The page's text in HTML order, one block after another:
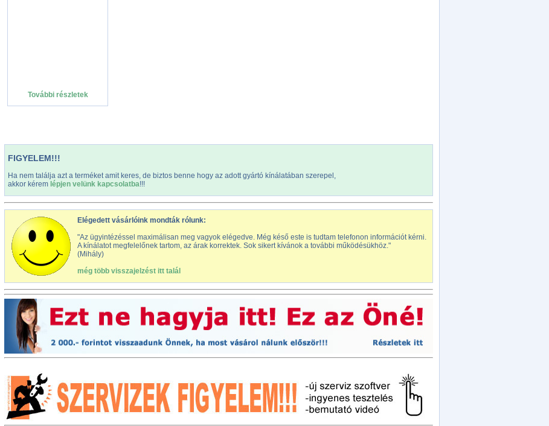
További részletek
FIGYELEM!!!
Ha nem találja azt a terméket amit keres, de biztos benne hogy az adott gyártó kínálatában szerepel,
akkor kérem lépjen velünk kapcsolatba!!!
Elégedett vásárlóink mondták rólunk:
"Az ügyintézéssel maximálisan meg vagyok elégedve. Még késő este is tudtam telefonon információt kérni.
A kínálatot megfelelőnek tartom, az árak korrektek. Sok sikert kívánok a további működésükhöz."
(Mihály)
még több visszajelzést itt talál